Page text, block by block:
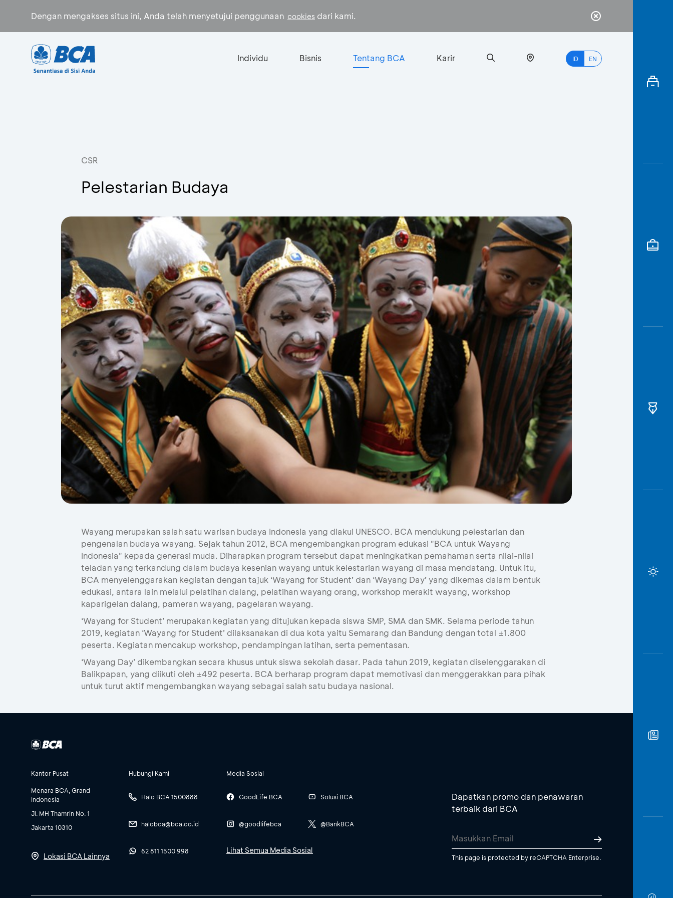
Dengan mengakses situs ini, Anda telah menyetujui penggunaan cookies dari kami.
Individu Bisnis Tentang BCA Karir ID EN
DICARI
Modus
CSR
Pelestarian Budaya
Wayang merupakan salah satu warisan budaya Indonesia yang diakui UNESCO. BCA mendukung pelestarian dan
pengenalan budaya wayang. Sejak tahun 2012, BCA mengembangkan program edukasi "BCA untuk Wayang
Indonesia" kepada generasi muda. Diharapkan program tersebut dapat meningkatkan pemahaman serta nilai-nilai
teladan yang terkandung dalam budaya kesenian wayang untuk kelestarian wayang di masa mendatang. Untuk itu,
BCA menyelenggarakan kegiatan dengan tajuk ‘Wayang for Student’ dan ‘Wayang Day’ yang dikemas dalam bentuk
edukasi, antara lain melalui pelatihan dalang, pelatihan wayang orang, workshop merakit wayang, workshop
kaparigelan dalang, pameran wayang, pagelaran wayang.
‘Wayang for Student’ merupakan kegiatan yang ditujukan kepada siswa SMP, SMA dan SMK. Selama periode tahun
2019, kegiatan ‘Wayang for Student’ dilaksanakan di dua kota yaitu Semarang dan Bandung dengan total ±1.800
peserta. Kegiatan mencakup workshop, pendampingan latihan, serta pementasan.
‘Wayang Day’ dikembangkan secara khusus untuk siswa sekolah dasar. Pada tahun 2019, kegiatan diselenggarakan di
Balikpapan, yang diikuti oleh ±492 peserta. BCA berharap program dapat memotivasi dan menggerakkan para pihak
untuk turut aktif mengembangkan wayang sebagai salah satu budaya nasional.
Kantor Pusat
Menara BCA, Grand
Indonesia
Jl. MH Thamrin No. 1
Jakarta 10310
Lokasi BCA Lainnya
Hubungi Kami
Halo BCA 1500888
halobca@bca.co.id
62 811 1500 998
Media Sosial
GoodLife BCA
@goodlifebca
Solusi BCA
@BankBCA
Lihat Semua Media Sosial
Dapatkan promo dan penawaran
terbaik dari BCA
This page is protected by reCAPTCHA Enterprise.